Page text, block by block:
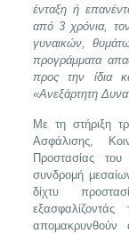
ένταξη ή
από 3 χρόνια,
γυναικών,
προγράμματα
προς την ίδια
«Ανεξάρτητη
Με τη στήριξη
Ασφάλισης,
Προστασίας
συνδρομή
δίχτυ
απομακρυνθούν